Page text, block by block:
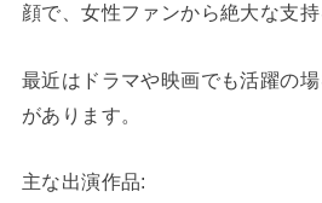
顔で、女性ファンから絶大な支持
最近はドラマや映画でも活躍の
があります。
主な出演作品: